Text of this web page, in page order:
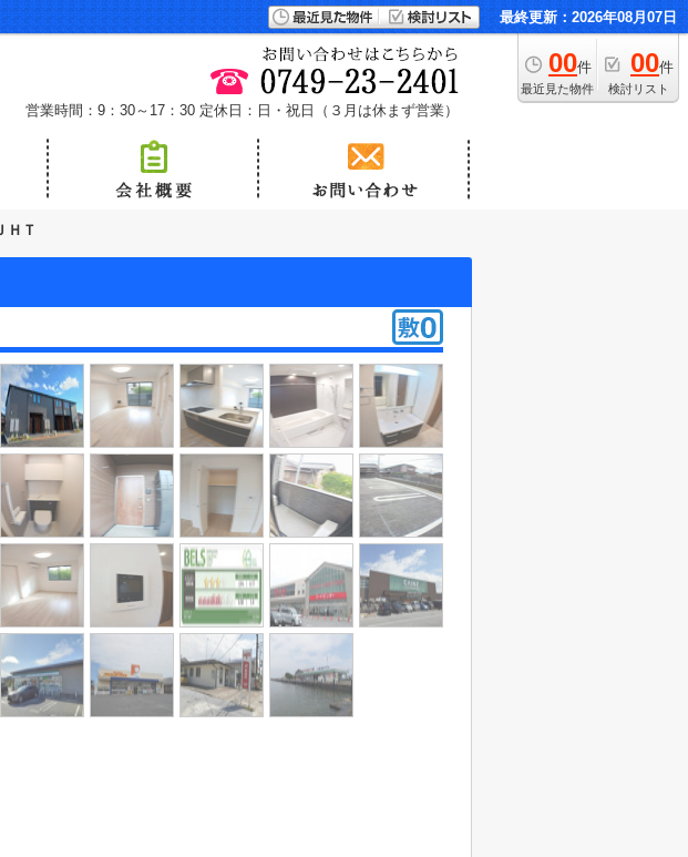
最終更新：2026年08月07日
00件
最近見た物件
00件
検討リスト
営業時間：9：30～17：30 定休日：日・祝日（３月は休まず営業）
ＨＴ